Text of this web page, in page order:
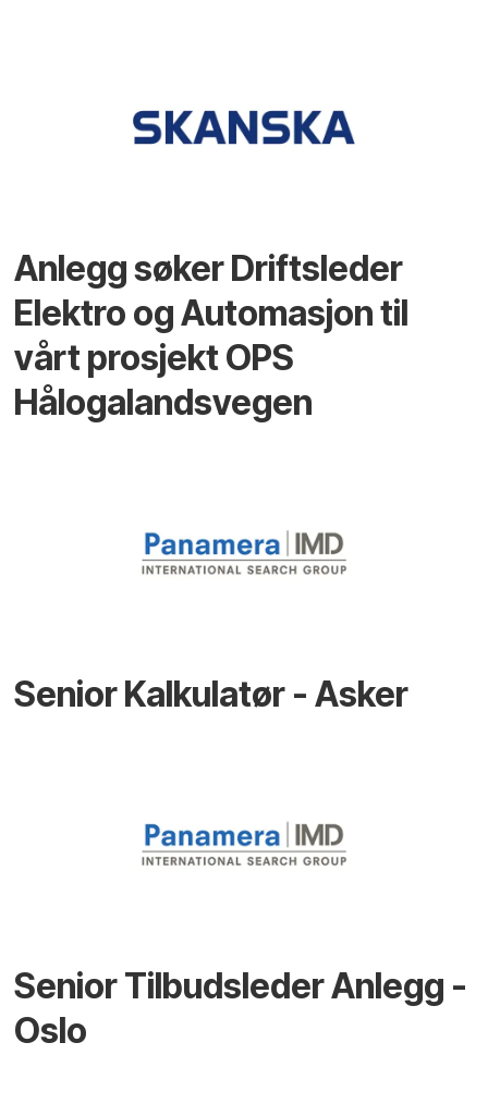
Anlegg søker Driftsleder
Elektro og Automasjon til
vårt prosjekt OPS
Hålogalandsvegen
Senior Kalkulatør - Asker
Senior Tilbudsleder Anlegg -
Oslo